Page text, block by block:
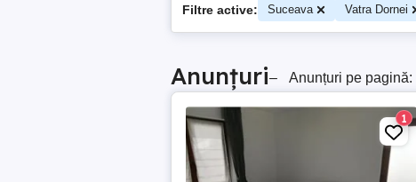
Filtre active: Suceava Vatra Dornei
Anunțuri– Anunțuri pe pagină:
1